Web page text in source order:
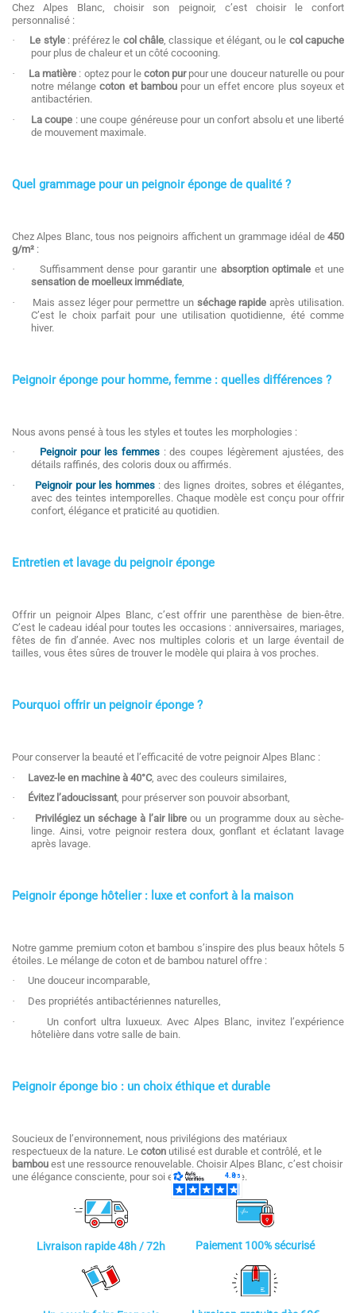
Chez Alpes Blanc, choisir son peignoir, c’est choisir le confort
personnalisé :
·
Le style: préférez le col châle, classique et élégant, ou le col capuche
pour plus de chaleur et un côté cocooning.
·
La matière : optez pour lecoton purpour une douceur naturelle ou pour
notre mélangecoton et bamboupour un effet encore plus soyeux et
antibactérien.
·
La coupe : une coupe généreuse pour un confort absolu et une liberté
de mouvement maximale.
Quel grammage pour un peignoir éponge de qualité ?
Chez Alpes Blanc, tous nos peignoirs affichent un grammage idéal de 450
g/m² :
·
Suffisamment dense pour garantir une absorption optimale et une
sensation de moelleux immédiate,
·
Mais assez léger pour permettre un séchage rapide après utilisation.
C’est le choix parfait pour une utilisation quotidienne, été comme
hiver.
Peignoir éponge pour homme, femme : quelles différences ?
Nous avons pensé à tous les styles et toutes les morphologies :
·
Peignoir pour les femmes: des coupes légèrement ajustées, des
détails raffinés, des coloris doux ou affirmés.
·
Peignoir pour les hommes: des lignes droites, sobres et élégantes,
avec des teintes intemporelles. Chaque modèle est conçu pour offrir
confort, élégance et praticité au quotidien.
Entretien et lavage du peignoir éponge
Offrir un peignoir Alpes Blanc, c’est offrir une parenthèse de bien-être.
C’est le cadeau idéal pour toutes les occasions : anniversaires, mariages,
fêtes de fin d’année. Avec nos multiples coloris et un large éventail de
tailles, vous êtes sûres de trouver le modèle qui plaira à vos proches.
Pourquoi offrir un peignoir éponge ?
Pour conserver la beauté et l’efficacité de votre peignoir Alpes Blanc :
·
Lavez-le en machine à 40°C, avec des couleurs similaires,
·
Évitez l’adoucissant, pour préserver son pouvoir absorbant,
·
Privilégiez un séchage à l’air libre ou un programme doux au sèche-
linge. Ainsi, votre peignoir restera doux, gonflant et éclatant lavage
après lavage.
Peignoir éponge hôtelier : luxe et confort à la maison
Notre gamme premium coton et bambou s’inspire des plus beaux hôtels 5
étoiles. Le mélange de coton et de bambou naturel offre :
·
Une douceur incomparable,
·
Des propriétés antibactériennes naturelles,
·
Un confort ultra luxueux. Avec Alpes Blanc, invitez l’expérience
hôtelière dans votre salle de bain.
Peignoir éponge bio : un choix éthique et durable
Soucieux de l’environnement, nous privilégions des matériaux
respectueux de la nature. Le coton utilisé est durable et contrôlé, et le
bambou est une ressource renouvelable. Choisir Alpes Blanc, c’est choisir
une élégance consciente, pour soi et pour la planète.
Livraison rapide 48h / 72h Paiement 100% sécurisé